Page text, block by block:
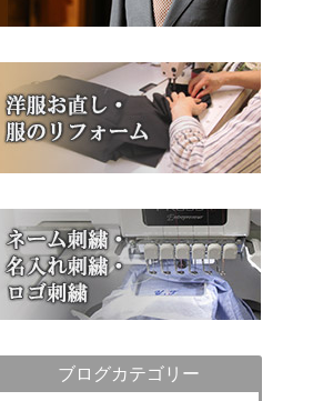
ブログカテゴリー